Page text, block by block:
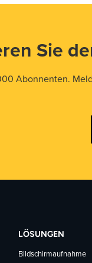
Sie
Abonnenten.
LÖSUNGEN
Bildschirmaufnahme